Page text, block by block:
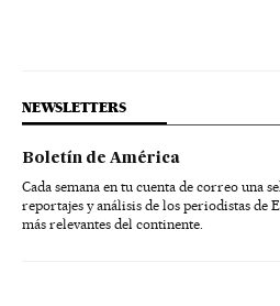
NEWSLETTERS
Boletín de América
Cada semana en tu cuenta de correo una
reportajes y análisis de los periodistas de
más relevantes del continente.